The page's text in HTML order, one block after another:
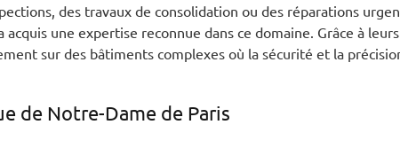
des travaux de consolidation ou des réparations
acquis une expertise reconnue dans ce domaine. Grâce à
sur des bâtiments complexes où la sécurité et la
de Notre-Dame de Paris